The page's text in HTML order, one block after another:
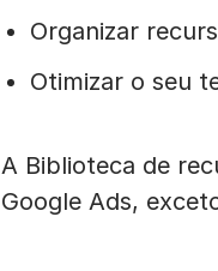
Organizar
Otimizar o seu
A Biblioteca de
Google Ads,